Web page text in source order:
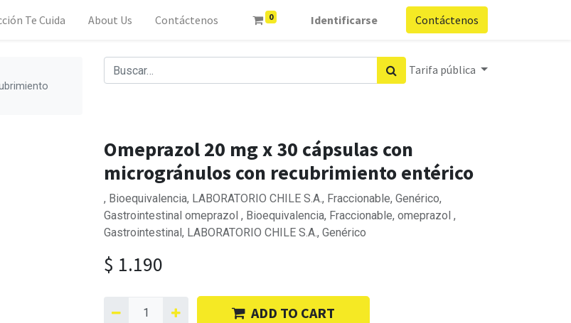
Te Cuida About Us Contáctenos 0 Identificarse Contáctenos
Tarifa pública
Omeprazol 20 mg x 30 cápsulas con
microgránulos con recubrimiento entérico
, Bioequivalencia, LABORATORIO CHILE S.A., Fraccionable, Genérico,
Gastrointestinal omeprazol , Bioequivalencia, Fraccionable, omeprazol ,
Gastrointestinal, LABORATORIO CHILE S.A., Genérico
$ 1.190
ADD TO CART